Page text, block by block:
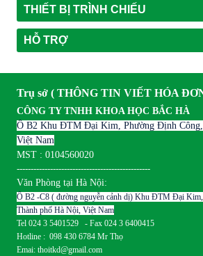
THIẾT BỊ TRÌNH CHIẾU
HỖ TRỢ
Trụ sở ( THÔNG TIN VIẾT HÓA
CÔNG TY TNHH KHOA HỌC BẮC HÀ
Ô B2 Khu ĐTM Đại Kim, Phường Định
Việt Nam
MST : 0104560020
------------------------------------------------
Văn Phòng tại Hà Nội:
Ô B2 -C8 ( đường nguyễn cảnh dị) Khu ĐTM Đại
Thành phố Hà Nội, Việt Nam
Tel 024 3 5401529 - Fax 024 3 6400415
Hotline : 098 430 6784 Mr Thọ
Emai: thoitkd@gmail.com